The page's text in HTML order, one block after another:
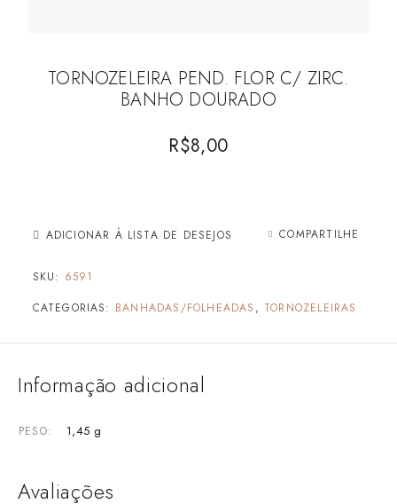
TORNOZELEIRA PEND. FLOR C/ ZIRC.
BANHO DOURADO
R$8,00
ADICIONAR À LISTA DE DESEJOS COMPARTILHE
SKU: 6591
CATEGORIAS: BANHADAS/FOLHEADAS , TORNOZELEIRAS
Informação adicional
PESO 1,45 g
Avaliações